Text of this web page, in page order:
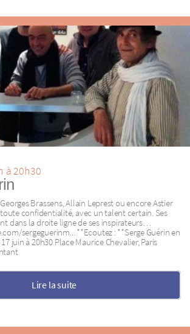
à 20h30
Brassens, Allain Leprest ou encore Astier
confidentialité, avec un talent certain. Ses
dans la droite ligne de ses inspirateurs…
sergeguerinm... **Ecoutez : **Serge Guérin en
juin à 20h30 Place Maurice Chevalier, Paris
Lire la suite